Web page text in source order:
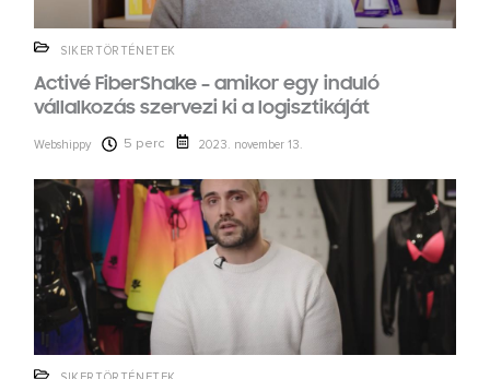
SIKERTÖRTÉNETEK
Activé FiberShake – amikor egy induló
vállalkozás szervezi ki a logisztikáját
Webshippy 5 perc 2023. november 13.